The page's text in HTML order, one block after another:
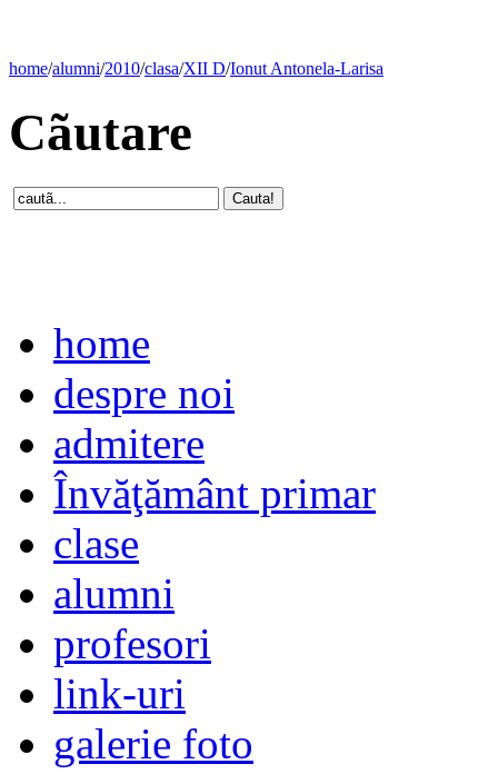
home/alumni/2010/clasa/XII D/Ionut Antonela-Larisa
Cãutare
home
despre noi
admitere
Învăţământ primar
clase
alumni
profesori
link-uri
galerie foto